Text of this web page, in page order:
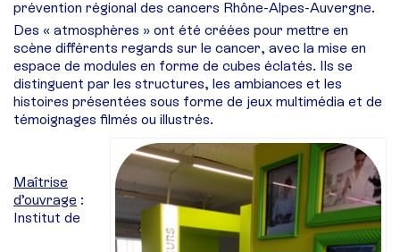
prévention régional des cancers Rhône-Alpes-Auvergne.
Des « atmosphères » ont été créées pour mettre en
scène différents regards sur le cancer, avec la mise en
espace de modules en forme de cubes éclatés. Ils se
distinguent par les structures, les ambiances et les
histoires présentées sous forme de jeux multimédia et de
témoignages filmés ou illustrés.
Maîtrise
d’ouvrage :
Institut de